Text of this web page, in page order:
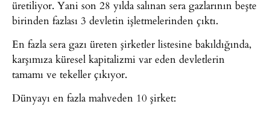
üretiliyor. Yani son 28 yılda salınan sera gazlarının beşte
birinden fazlası 3 devletin işletmelerinden çıktı.
En fazla sera gazı üreten şirketler listesine bakıldığında,
karşımıza küresel kapitalizmi var eden devletlerin
tamamı ve tekeller çıkıyor.
Dünyayı en fazla mahveden 10 şirket: